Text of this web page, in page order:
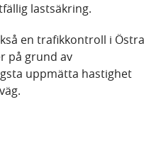
lastsäkring.
en trafikkontroll i Östra
på grund av
uppmätta hastighet